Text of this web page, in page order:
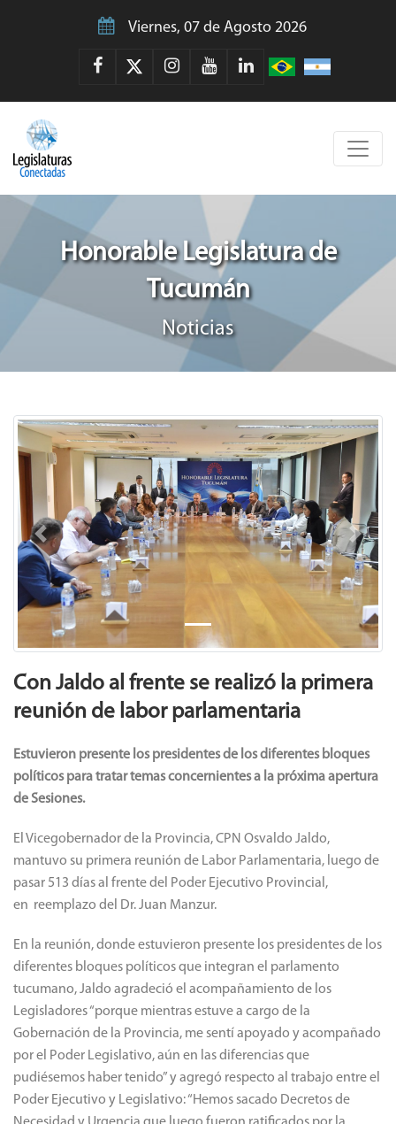
Viernes, 07 de Agosto 2026
Honorable Legislatura de
Tucumán
Noticias
Previous Next
Con Jaldo al frente se realizó la primera
reunión de labor parlamentaria
Estuvieron presente los presidentes de los diferentes bloques
políticos para tratar temas concernientes a la próxima apertura
de Sesiones.
El Vicegobernador de la Provincia, CPN Osvaldo Jaldo,
mantuvo su primera reunión de Labor Parlamentaria, luego de
pasar 513 días al frente del Poder Ejecutivo Provincial,
en reemplazo del Dr. Juan Manzur.
En la reunión, donde estuvieron presente los presidentes de los
diferentes bloques políticos que integran el parlamento
tucumano, Jaldo agradeció el acompañamiento de los
Legisladores “porque mientras estuve a cargo de la
Gobernación de la Provincia, me sentí apoyado y acompañado
por el Poder Legislativo, aún en las diferencias que
pudiésemos haber tenido” y agregó respecto al trabajo entre el
Poder Ejecutivo y Legislativo: “Hemos sacado Decretos de